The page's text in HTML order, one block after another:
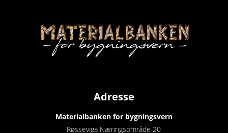
Adresse
Materialbanken for bygningsvern
Røsseviga Næringsområde 20